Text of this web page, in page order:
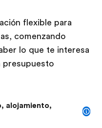
flexible para
comenzando
lo que te interesa
alojamiento,